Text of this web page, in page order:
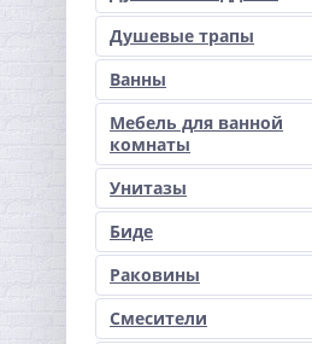
Душевые трапы
Ванны
Мебель для ванной
комнаты
Унитазы
Биде
Раковины
Смесители